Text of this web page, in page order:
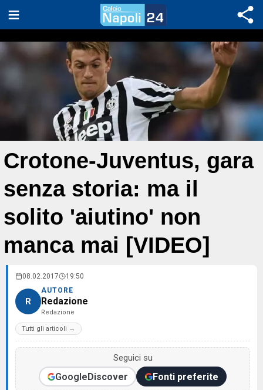
Crotone-Juventus, gara
senza storia: ma il
solito 'aiutino' non
manca mai [VIDEO]
08.02.2017 19:50
R
AUTORE
Redazione
Redazione
Tutti gli articoli →
Seguici su
GoogleDiscover Fonti preferite